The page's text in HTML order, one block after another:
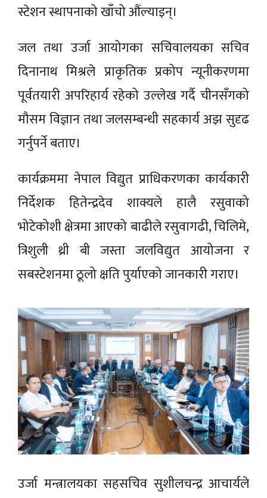
स्टेशन स्थापनाको खाँचो औंल्याइन्।
जल तथा उर्जा आयोगका सचिवालयका सचिव
दिनानाथ मिश्रले प्राकृतिक प्रकोप न्यूनीकरणमा
पूर्वतयारी अपरिहार्य रहेको उल्लेख गर्दै चीनसँगको
मौसम विज्ञान तथा जलसम्बन्धी सहकार्य अझ सुदृढ
गर्नुपर्ने बताए।
कार्यक्रममा नेपाल विद्युत प्राधिकरणका कार्यकारी
निर्देशक हितेन्द्रदेव शाक्यले हालै रसुवाको
भोटेकोशी क्षेत्रमा आएको बाढीले रसुवागढी, चिलिमे,
त्रिशुली थ्री बी जस्ता जलविद्युत आयोजना र
सबस्टेशनमा ठूलो क्षति पुर्याएको जानकारी गराए।
उर्जा मन्त्रालयका सहसचिव सुशीलचन्द्र आचार्यले